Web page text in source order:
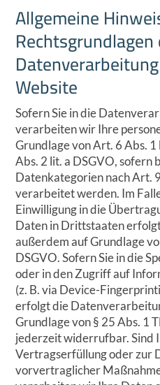
Allgemeine
Website
Sofern Sie in die
verarbeiten wir Ihre
Grundlage von Art. 6 Abs.
Abs. 2 lit. a DSGVO, sofern
Datenkategorien nach Art.
verarbeitet werden. Im
Einwilligung in die
Daten in Drittstaaten
außerdem auf Grundlage
DSGVO. Sofern Sie in die
oder in den Zugriff auf
(z. B. via Device-
erfolgt die
Grundlage von § 25 Abs. 1
jederzeit widerrufbar. Sind
Vertragserfüllung oder zur
vorvertraglicher